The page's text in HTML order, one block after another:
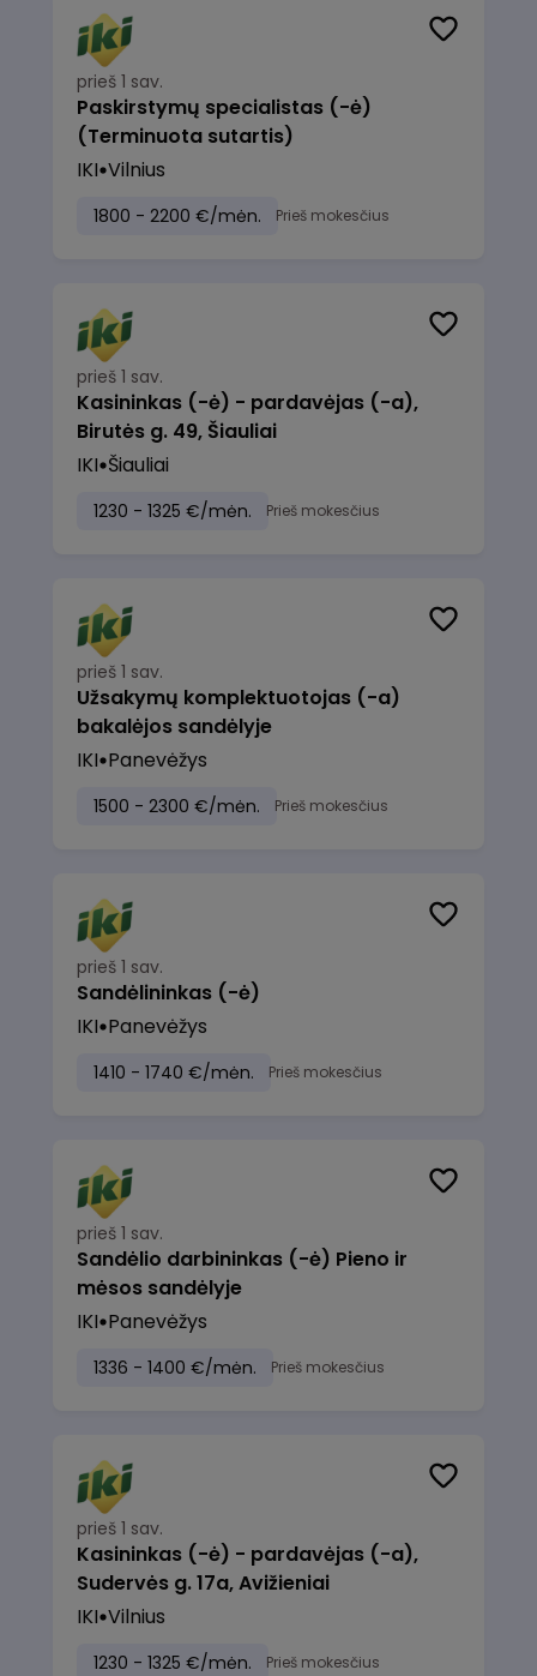
prieš 1 sav.
Paskirstymų specialistas (-ė)
(Terminuota sutartis)
IKI Vilnius
1800 - 2200 €/mėn. Prieš mokesčius
prieš 1 sav.
Kasininkas (-ė) - pardavėjas (-a),
Birutės g. 49, Šiauliai
IKI Šiauliai
1230 - 1325 €/mėn. Prieš mokesčius
prieš 1 sav.
Užsakymų komplektuotojas (-a)
bakalėjos sandėlyje
IKI Panevėžys
1500 - 2300 €/mėn. Prieš mokesčius
prieš 1 sav.
Sandėlininkas (-ė)
IKI Panevėžys
1410 - 1740 €/mėn. Prieš mokesčius
prieš 1 sav.
Sandėlio darbininkas (-ė) Pieno ir
mėsos sandėlyje
IKI Panevėžys
1336 - 1400 €/mėn. Prieš mokesčius
prieš 1 sav.
Kasininkas (-ė) - pardavėjas (-a),
Sudervės g. 17a, Avižieniai
IKI Vilnius
1230 - 1325 €/mėn. Prieš mokesčius